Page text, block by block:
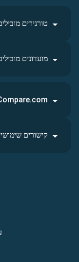
טורנירים
מועדונים
קישורים